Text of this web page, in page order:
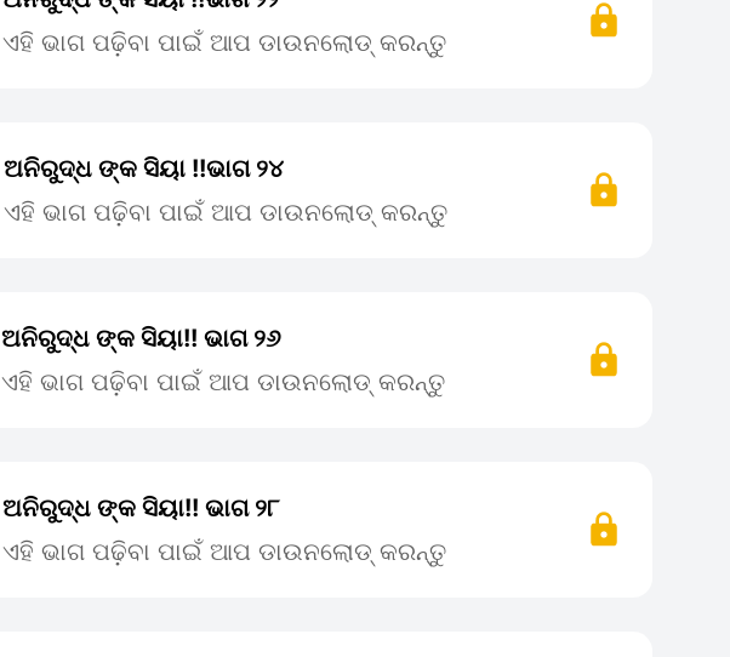
ଏହି ଭାଗ ପଢ଼ିବା ପାଇଁ ଆପ ଡାଉନଲୋଡ୍ କରନ୍ତୁ
ଅନିରୁଦ୍ଧ ଙ୍କ ସିୟା !!ଭାଗ ୨୪
ଏହି ଭାଗ ପଢ଼ିବା ପାଇଁ ଆପ ଡାଉନଲୋଡ୍ କରନ୍ତୁ
ଅନିରୁଦ୍ଧ ଙ୍କ ସିୟା!! ଭାଗ ୨୬
ଏହି ଭାଗ ପଢ଼ିବା ପାଇଁ ଆପ ଡାଉନଲୋଡ୍ କରନ୍ତୁ
ଅନିରୁଦ୍ଧ ଙ୍କ ସିୟା!! ଭାଗ ୨୮
ଏହି ଭାଗ ପଢ଼ିବା ପାଇଁ ଆପ ଡାଉନଲୋଡ୍ କରନ୍ତୁ